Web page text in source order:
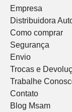
Empresa
Distribuidora
Como comprar
Segurança
Envio
Trocas e
Trabalhe
Contato
Blog Msam